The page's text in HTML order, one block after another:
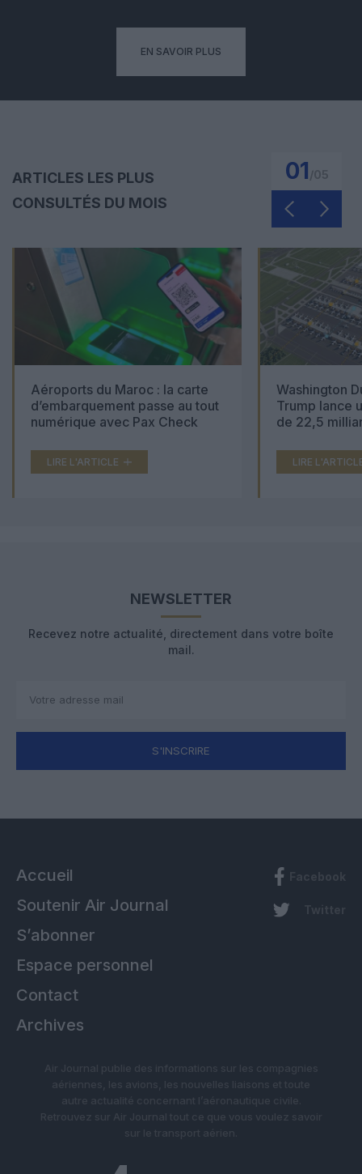
EN SAVOIR PLUS
ARTICLES LES PLUS
CONSULTÉS DU MOIS
01
Aéroports du Maroc : la carte
d’embarquement passe au tout
numérique avec Pax Check
LIRE L'ARTICLE
Washington
Trump lance
de 22,5
LIRE
NEWSLETTER
Recevez notre actualité, directement dans votre boîte
mail.
S'INSCRIRE
Accueil
Soutenir Air Journal
S’abonner
Espace personnel
Contact
Archives